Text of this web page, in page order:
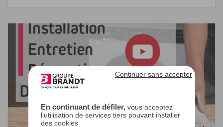
En continuant de défiler, vous acceptez
l'utilisation de services tiers pouvant installer
des cookies
Continuer sans accepter